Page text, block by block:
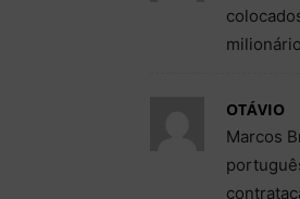
OTÁVIO
Marcos